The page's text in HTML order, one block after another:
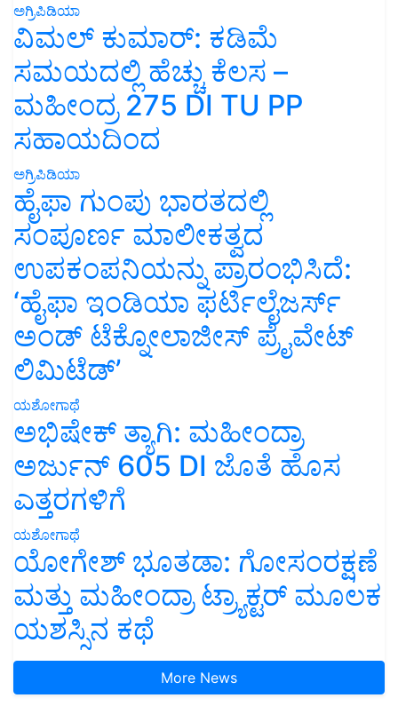
ಅಗ್ರಿಪಿಡಿಯಾ
ವಿಮಲ್ ಕುಮಾರ್: ಕಡಿಮೆ
ಸಮಯದಲ್ಲಿ ಹೆಚ್ಚು ಕೆಲಸ –
ಮಹೀಂದ್ರ 275 DI TU PP
ಸಹಾಯದಿಂದ
ಅಗ್ರಿಪಿಡಿಯಾ
ಹೈಫಾ ಗುಂಪು ಭಾರತದಲ್ಲಿ
ಸಂಪೂರ್ಣ ಮಾಲೀಕತ್ವದ
ಉಪಕಂಪನಿಯನ್ನು ಪ್ರಾರಂಭಿಸಿದೆ:
‘ಹೈಫಾ ಇಂಡಿಯಾ ಫರ್ಟಿಲೈಜರ್ಸ್
ಅಂಡ್ ಟೆಕ್ನೋಲಾಜೀಸ್ ಪ್ರೈವೇಟ್
ಲಿಮಿಟೆಡ್’
ಯಶೋಗಾಥೆ
ಅಭಿಷೇಕ್ ತ್ಯಾಗಿ: ಮಹೀಂದ್ರಾ
ಅರ್ಜುನ್ 605 DI ಜೊತೆ ಹೊಸ
ಎತ್ತರಗಳಿಗೆ
ಯಶೋಗಾಥೆ
ಯೋಗೇಶ್ ಭೂತಡಾ: ಗೋಸಂರಕ್ಷಣೆ
ಮತ್ತು ಮಹೀಂದ್ರಾ ಟ್ರ್ಯಾಕ್ಟರ್ ಮೂಲಕ
ಯಶಸ್ಸಿನ ಕಥೆ
More News